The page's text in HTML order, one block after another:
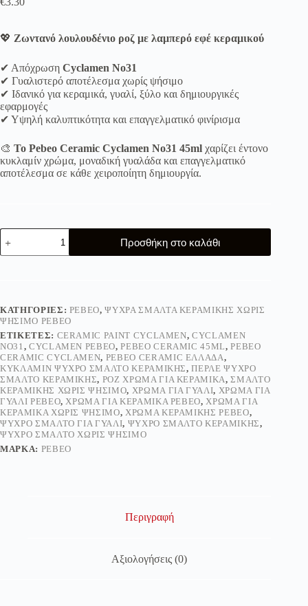
💖 Ζωντανό λουλουδένιο ροζ με λαμπερό εφέ κεραμικού
✔ Απόχρωση Cyclamen No31
✔ Γυαλιστερό αποτέλεσμα χωρίς ψήσιμο
✔ Ιδανικό για κεραμικά, γυαλί, ξύλο και δημιουργικές
εφαρμογές
✔ Υψηλή καλυπτικότητα και επαγγελματικό φινίρισμα
🎨 Το Pebeo Ceramic Cyclamen No31 45ml χαρίζει έντονο
κυκλαμίν χρώμα, μοναδική γυαλάδα και επαγγελματικό
αποτέλεσμα σε κάθε χειροποίητη δημιουργία.
Ψυχρό
Σμάλτο
Cyclamen
|
The
Art
Store
ποσότητα
Προσθήκη στο καλάθι
ΚΑΤΗΓΟΡΊΕΣ: PEBEO,ΨΥΧΡΆ ΣΜΆΛΤΑ ΚΕΡΑΜΙΚΉΣ ΧΩΡΊΣ
ΨΉΣΙΜΟ PEBEO
ΕΤΙΚΈΤΕΣ: CERAMIC PAINT CYCLAMEN,CYCLAMEN
NO31, CYCLAMEN PEBEO,PEBEO CERAMIC 45ML,PEBEO
CERAMIC CYCLAMEN, PEBEO CERAMIC ΕΛΛΆΔΑ,
ΚΥΚΛΑΜΊΝ ΨΥΧΡΌ ΣΜΆΛΤΟ ΚΕΡΑΜΙΚΉΣ,ΠΕΡΛΈ ΨΥΧΡΌ
ΣΜΆΛΤΟ ΚΕΡΑΜΙΚΉΣ, ΡΟΖ ΧΡΏΜΑ ΓΙΑ ΚΕΡΑΜΙΚΆ,ΣΜΆΛΤΟ
ΚΕΡΑΜΙΚΉΣ ΧΩΡΊΣ ΨΉΣΙΜΟ, ΧΡΏΜΑ ΓΙΑ ΓΥΑΛΊ, ΧΡΏΜΑ ΓΙΑ
ΓΥΑΛΊ PEBEO,ΧΡΏΜΑ ΓΙΑ ΚΕΡΑΜΙΚΆ PEBEO,ΧΡΏΜΑ ΓΙΑ
ΚΕΡΑΜΙΚΆ ΧΩΡΊΣ ΨΉΣΙΜΟ, ΧΡΏΜΑ ΚΕΡΑΜΙΚΉΣ PEBEO,
ΨΥΧΡΌ ΣΜΆΛΤΟ ΓΙΑ ΓΥΑΛΊ, ΨΥΧΡΌ ΣΜΆΛΤΟ ΚΕΡΑΜΙΚΉΣ,
ΨΥΧΡΌ ΣΜΆΛΤΟ ΧΩΡΊΣ ΨΉΣΙΜΟ
ΜΆΡΚΑ: PEBEO
Περιγραφή
Αξιολογήσεις (0)